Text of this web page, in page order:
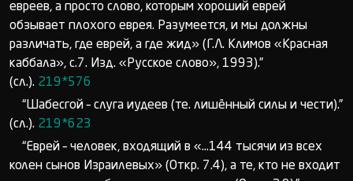
евреев, а просто слово, которым хороший еврей
обзывает плохого еврея. Разумеется, и мы должны
различать, где еврей, а где жид» (Г.Л. Климов «Красная
каббала», с.7. Изд. «Русское слово», 1993).”
(сл.). 219*576
“Шабесгой – слуга иудеев (те. лишённый силы и чести).”
(сл.). 219*623
“Еврей – человек, входящий в «...144 тысячи из всех
колен сынов Израилевых» (Откр. 7.4), а те, кто не входит